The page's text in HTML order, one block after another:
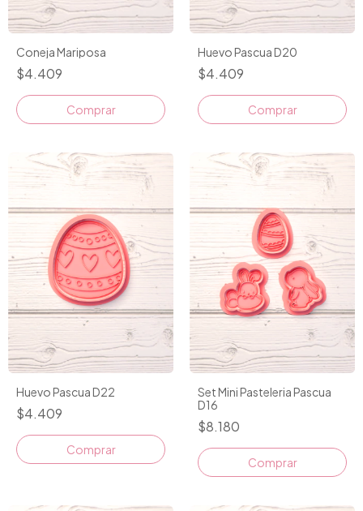
Coneja Mariposa
$4.409
Comprar
Huevo Pascua D20
$4.409
Comprar
Huevo Pascua D22
$4.409
Comprar
Set Mini Pasteleria Pascua
D16
$8.180